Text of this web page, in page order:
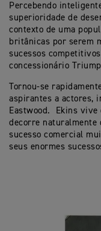
Percebendo
superioridade de
contexto de uma
britânicas por serem
sucessos
concessionário
Tornou-se
aspirantes a actores,
Eastwood. Ekins vive
decorre naturalmente
sucesso comercial
seus enormes